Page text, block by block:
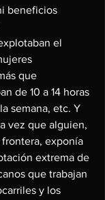
beneficios
el
que
de 10 a 14 horas
semana, etc. Y
vez que alguien,
exponía
extrema de
que trabajan
y los